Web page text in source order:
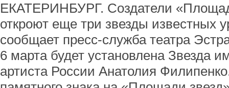
ЕКАТЕРИНБУРГ. Создатели
откроют еще три звезды известных
сообщает пресс-служба театра
6 марта будет установлена Звезда
артиста России Анатолия